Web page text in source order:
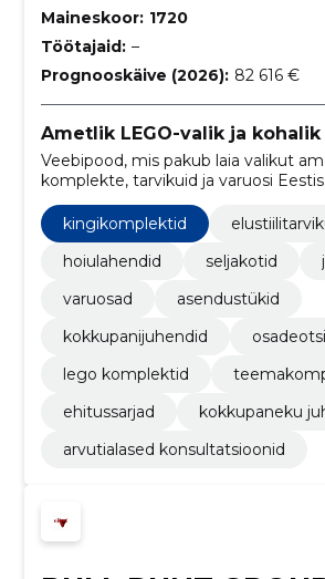
Maineskoor: 1720
Töötajaid: –
Prognooskäive (2026): 82 616 €
Ametlik LEGO-valik ja
Veebipood, mis pakub laia valikut
komplekte, tarvikuid ja varuosi
klienditugi, laoseisu näitajad ja
teevad ostu lihtsaks ja lõbusaks.
kingikomplektid
hoiulahendid
seljakotid
varuosad
asendustükid
kokkupanijuhendid
lego komplektid
ehitussarjad
kokkupaneku
arvutialased konsultatsioonid